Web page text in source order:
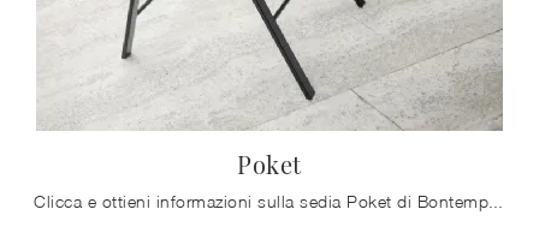
Poket